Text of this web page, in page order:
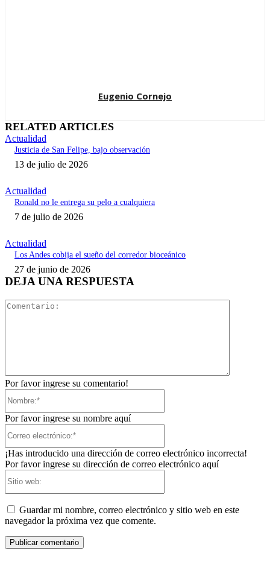
Eugenio Cornejo
RELATED ARTICLES
Actualidad
Justicia de San Felipe, bajo observación
13 de julio de 2026
Actualidad
Ronald no le entrega su pelo a cualquiera
7 de julio de 2026
Actualidad
Los Andes cobija el sueño del corredor bioceánico
27 de junio de 2026
DEJA UNA RESPUESTA
Por favor ingrese su comentario!
Por favor ingrese su nombre aquí
¡Has introducido una dirección de correo electrónico incorrecta!
Por favor ingrese su dirección de correo electrónico aquí
Guardar mi nombre, correo electrónico y sitio web en este
navegador la próxima vez que comente.